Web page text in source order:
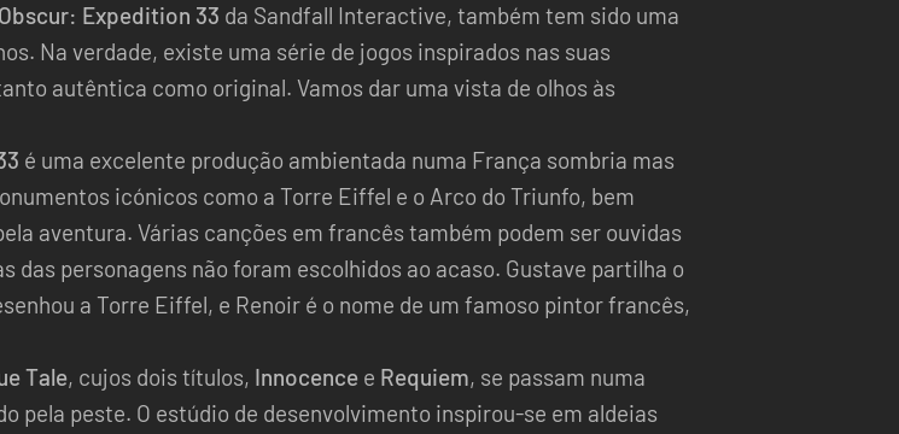
Expedition 33 da Sandfall Interactive, também tem sido uma
Na verdade, existe uma série de jogos inspirados nas suas
autêntica como original. Vamos dar uma vista de olhos às
é uma excelente produção ambientada numa França sombria mas
icónicos como a Torre Eiffel e o Arco do Triunfo, bem
aventura. Várias canções em francês também podem ser ouvidas
das personagens não foram escolhidos ao acaso. Gustave partilha o
a Torre Eiffel, e Renoir é o nome de um famoso pintor francês,
Tale, cujos dois títulos, Innocence e Requiem, se passam numa
pela peste. O estúdio de desenvolvimento inspirou-se em aldeias